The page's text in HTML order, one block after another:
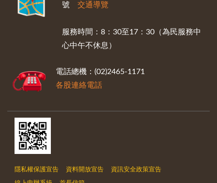
號 交通導覽
服務時間：8：30至17：30（為民服務中
心中午不休息）
電話總機：(02)2465-1171
各股連絡電話
隱私權保護宣告 資料開放宣告 資訊安全政策宣告